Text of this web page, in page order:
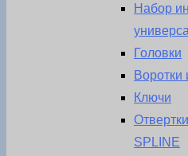
Набор
Головки
Воротки
Ключи
SPLINE